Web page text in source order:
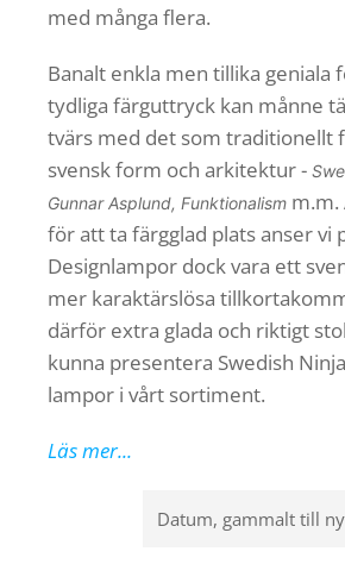
med många flera.
Banalt enkla men tillika geniala
tydliga färguttryck kan månne
tvärs med det som traditionellt
svensk form och arkitektur -
Gunnar Asplund, Funktionalism m.m.
för att ta färgglad plats anser vi
Designlampor dock vara ett
mer karaktärslösa
därför extra glada och riktigt
kunna presentera Swedish
lampor i vårt sortiment.
Läs mer...
Sortera